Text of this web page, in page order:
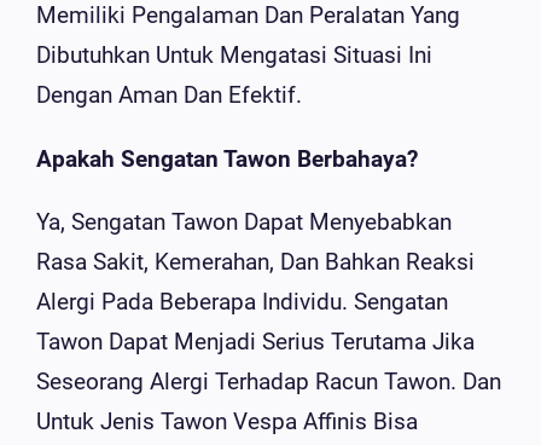
Memiliki Pengalaman Dan Peralatan Yang
Dibutuhkan Untuk Mengatasi Situasi Ini
Dengan Aman Dan Efektif.
Apakah Sengatan Tawon Berbahaya?
Ya, Sengatan Tawon Dapat Menyebabkan
Rasa Sakit, Kemerahan, Dan Bahkan Reaksi
Alergi Pada Beberapa Individu. Sengatan
Tawon Dapat Menjadi Serius Terutama Jika
Seseorang Alergi Terhadap Racun Tawon. Dan
Untuk Jenis Tawon Vespa Affinis Bisa